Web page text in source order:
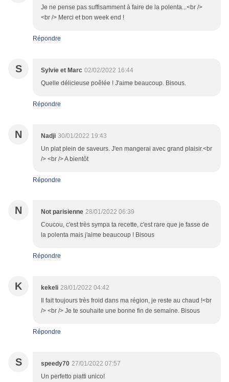
Je ne pense pas suffisamment à faire de la polenta...<br />
<br /> Merci et bon week end !
Répondre
S Sylvie et Marc 02/02/2022 16:44
Quelle délicieuse poêlée ! J'aime beaucoup. Bisous.
Répondre
N Nadji 30/01/2022 19:43
Un plat plein de saveurs. J'en mangerai avec grand plaisir.<br
/> <br /> A bientôt
Répondre
N Not parisienne 28/01/2022 06:39
Coucou, c'est très sympa ta recette, c'est rare que je fasse de
la polenta mais j'aime beaucoup ! Bisous
Répondre
K kekeli 28/01/2022 04:42
Il fait toujours très froid dans ma région, je reste au chaud !<br
/> <br /> Je te souhaite une bonne fin de semaine. Bisous
Répondre
S speedy70 27/01/2022 07:57
Un perfetto piatti unico!